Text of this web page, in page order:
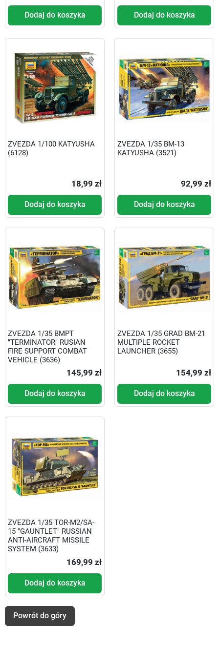
Dodaj do koszyka Dodaj do koszyka
ZVEZDA 1/100 KATYUSHA
(6128)
18,99 zł
Dodaj do koszyka
ZVEZDA 1/35 BM-13
KATYUSHA (3521)
92,99 zł
Dodaj do koszyka
ZVEZDA 1/35 BMPT
"TERMINATOR" RUSIAN
FIRE SUPPORT COMBAT
VEHICLE (3636)
145,99 zł
Dodaj do koszyka
ZVEZDA 1/35 GRAD BM-21
MULTIPLE ROCKET
LAUNCHER (3655)
154,99 zł
Dodaj do koszyka
ZVEZDA 1/35 TOR-M2/SA-
15 "GAUNTLET" RUSSIAN
ANTI-AIRCRAFT MISSILE
SYSTEM (3633)
169,99 zł
Dodaj do koszyka
Powrót do góry